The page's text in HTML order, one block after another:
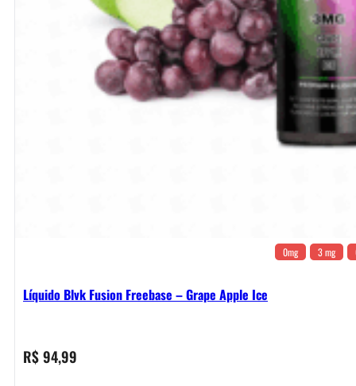
0mg 3 mg
Líquido Blvk Fusion Freebase – Grape Apple Ice
R$94,99